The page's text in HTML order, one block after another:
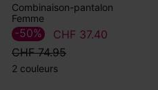
Combinaison-pantalon
Femme
CHF 37.40
CHF 74.95
-50%
2 couleurs